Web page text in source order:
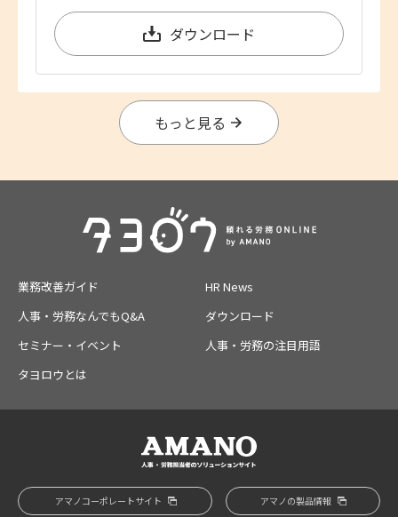
ダウンロード
もっと見る
業務改善ガイド
HR News
人事・労務なんでもQ&A
ダウンロード
セミナー・イベント
人事・労務の注目用語
タヨロウとは
アマノコーポレートサイト アマノの製品情報